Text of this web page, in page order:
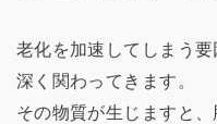
老化を加速してしまう
深く関わってきます。
その物質が生じますと